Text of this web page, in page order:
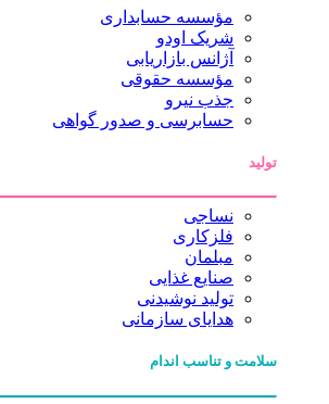
مؤسسه حسابداری
شریک اودو
آژانس بازاریابی
مؤسسه حقوقی
جذب نیرو
حسابرسی و صدور گواهی
تولید
نساجی
فلزکاری
مبلمان
صنایع غذایی
تولید نوشیدنی
هدایای سازمانی
سلامت و تناسب اندام